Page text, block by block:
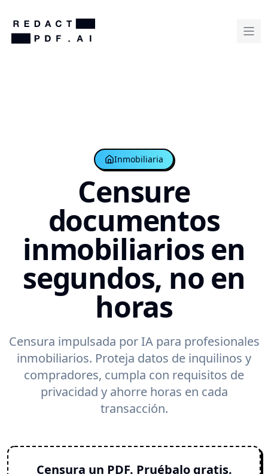
Inmobiliaria
Censure
documentos
inmobiliarios en
segundos, no en
horas
Censura impulsada por IA para profesionales
inmobiliarios. Proteja datos de inquilinos y
compradores, cumpla con requisitos de
privacidad y ahorre horas en cada
transacción.
Censura un PDF. Pruébalo gratis.